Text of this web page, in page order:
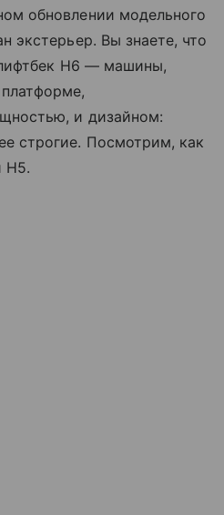
обновлении модельного
экстерьер. Вы знаете, что
H6 — машины,
и дизайном:
строгие. Посмотрим, как
H5.